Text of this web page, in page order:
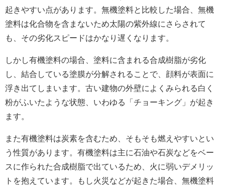
起きやすい点があります。無機塗料と比較した場合、無機
塗料は化合物を含まないため太陽の紫外線にさらされて
も、その劣化スピードはかなり遅くなります。
しかし有機塗料の場合、塗料に含まれる合成樹脂が劣化
し、結合している塗膜が分解されることで、顔料が表面に
浮き出てしまいます。古い建物の外壁によくみられる白く
粉がふいたような状態、いわゆる「チョーキング」が起き
ます。
また有機塗料は炭素を含むため、そもそも燃えやすいとい
う性質があります。有機塗料は主に石油や石炭などをベー
スに作られた合成樹脂で出ているため、火に弱いデメリッ
トを抱えています。もし火災などが起きた場合、無機塗料